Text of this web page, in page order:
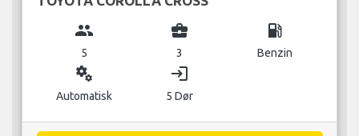
group
5
business_center
3
local_gas_station
Benzin
miscellaneous_services
Automatisk
login
5 Dør